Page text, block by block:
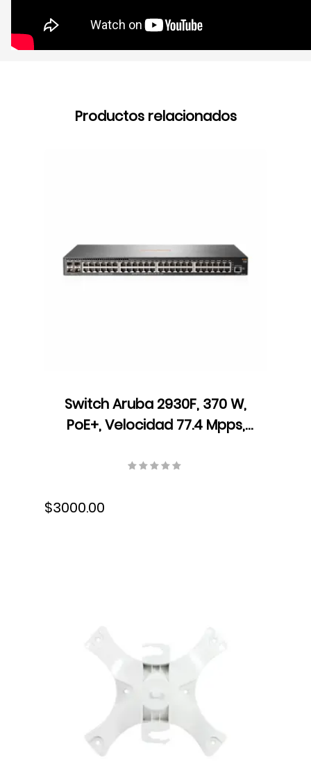
Productos relacionados
Switch Aruba 2930F, 370 W,
PoE+, Velocidad 77.4 Mpps,
1016 MHz, JL262A
$3000.00